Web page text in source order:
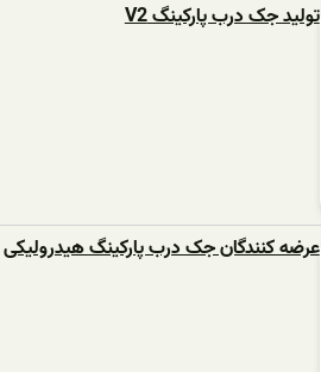
تولید جک درب پارکینگ V2
عرضه کنندگان جک درب پارکینگ هیدرولیکی